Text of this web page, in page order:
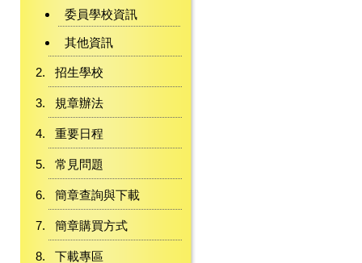
委員學校資訊
其他資訊
招生學校
規章辦法
重要日程
常見問題
簡章查詢與下載
簡章購買方式
下載專區